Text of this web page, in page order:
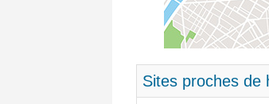
Sites proches de